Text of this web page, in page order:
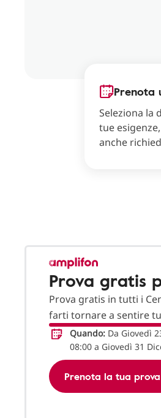
Prenota
Seleziona la
tue
anche
Prova gratis
Prova gratis in tutti i
farti tornare a sentire
Quando: Da Giovedì
08:00 a Giovedì 31
Prenota la tua prova